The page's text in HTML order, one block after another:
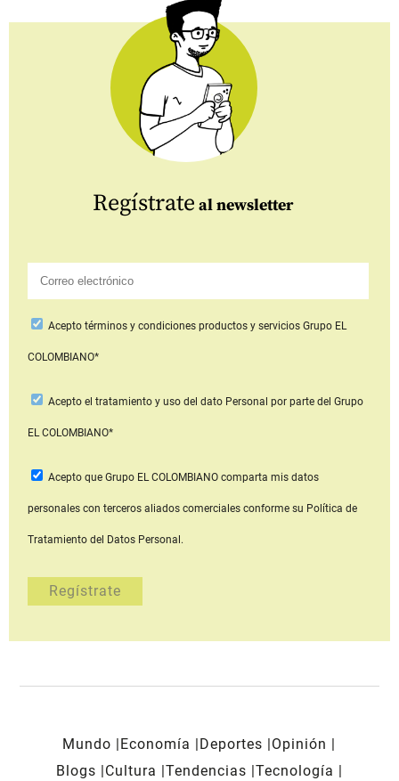
Regístrate al newsletter
Aceptotérminos y condiciones productos y serviciosGrupo EL
COLOMBIANO*
Acepto el tratamiento y uso del dato Personal por parte del Grupo
EL COLOMBIANO*
Acepto que Grupo EL COLOMBIANOcomparta mis datos
personales con terceros aliados comerciales conforme su Política de
Tratamiento del Datos Personal.
Mundo Economía Deportes
Opinión
Blogs
Cultura Tendencias Tecnología